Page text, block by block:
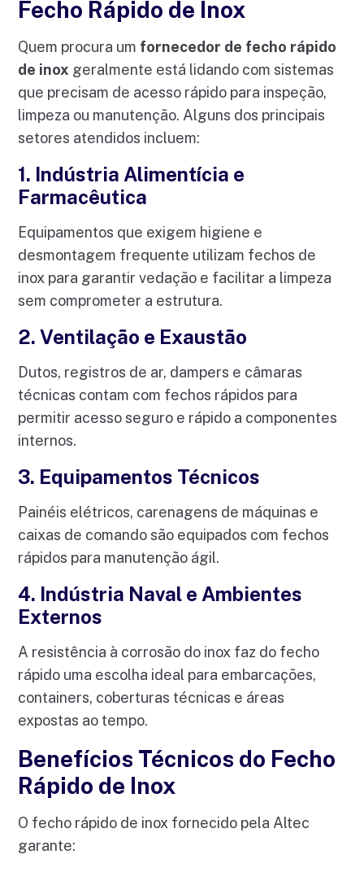
Fecho Rápido de Inox
Quem procura um fornecedor de fecho rápido
de inox geralmente está lidando com sistemas
que precisam de acesso rápido para inspeção,
limpeza ou manutenção. Alguns dos principais
setores atendidos incluem:
1. Indústria Alimentícia e
Farmacêutica
Equipamentos que exigem higiene e
desmontagem frequente utilizam fechos de
inox para garantir vedação e facilitar a limpeza
sem comprometer a estrutura.
2. Ventilação e Exaustão
Dutos, registros de ar, dampers e câmaras
técnicas contam com fechos rápidos para
permitir acesso seguro e rápido a componentes
internos.
3. Equipamentos Técnicos
Painéis elétricos, carenagens de máquinas e
caixas de comando são equipados com fechos
rápidos para manutenção ágil.
4. Indústria Naval e Ambientes
Externos
A resistência à corrosão do inox faz do fecho
rápido uma escolha ideal para embarcações,
containers, coberturas técnicas e áreas
expostas ao tempo.
Benefícios Técnicos do Fecho
Rápido de Inox
O fecho rápido de inox fornecido pela Altec
garante: